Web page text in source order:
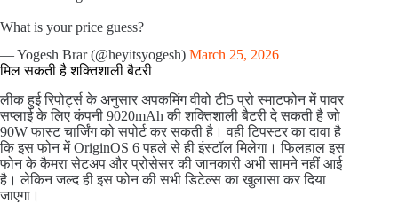
What is your price guess?
— Yogesh Brar (@heyitsyogesh) March 25, 2026
मिल सकती है शक्तिशाली बैटरी
लीक हुई रिपोर्ट्स के अनुसार अपकमिंग वीवो टी5 प्रो स्माटफोन में पावर
सप्लाई के लिए कंपनी 9020mAh की शक्तिशाली बैटरी दे सकती है जो
90W फास्ट चार्जिंग को सपोर्ट कर सकती है। वही टिपस्टर का दावा है
कि इस फोन में OriginOS 6 पहले से ही इंस्टॉल मिलेगा। फिलहाल इस
फोन के कैमरा सेटअप और प्रोसेसर की जानकारी अभी सामने नहीं आई
है। लेकिन जल्द ही इस फोन की सभी डिटेल्स का खुलासा कर दिया
जाएगा।